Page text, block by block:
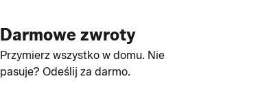
Darmowe zwroty
Przymierz wszystko w domu. Nie
pasuje? Odeślij za darmo.